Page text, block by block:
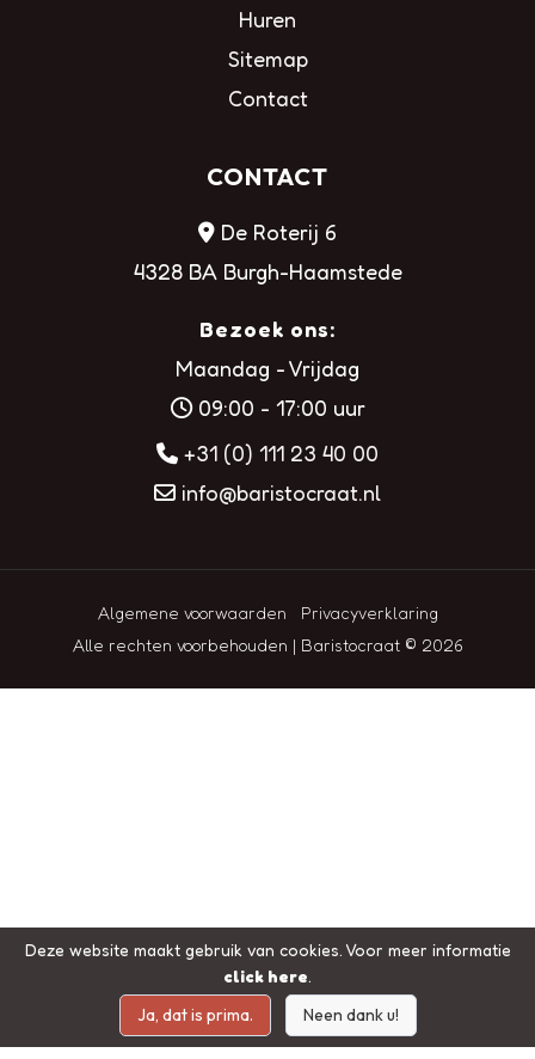
Huren
Sitemap
Contact
CONTACT
De Roterij 6
4328 BA Burgh-Haamstede
Bezoek ons:
Maandag - Vrijdag
09:00 - 17:00 uur
+31 (0) 111 23 40 00
info@baristocraat.nl
Algemene voorwaarden
Privacyverklaring
Alle rechten voorbehouden | Baristocraat © 2026
Deze website maakt gebruik van cookies. Voor meer informatie
click here.
Ja, dat is prima. Neen dank u!